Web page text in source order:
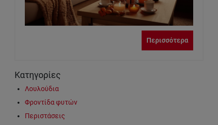
Περισσότερα
Κατηγορίες
Λουλούδια
Φροντίδα φυτών
Περιστάσεις